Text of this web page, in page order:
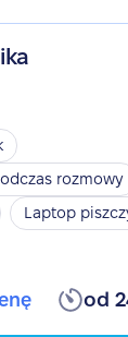
rozmowy
Laptop
od